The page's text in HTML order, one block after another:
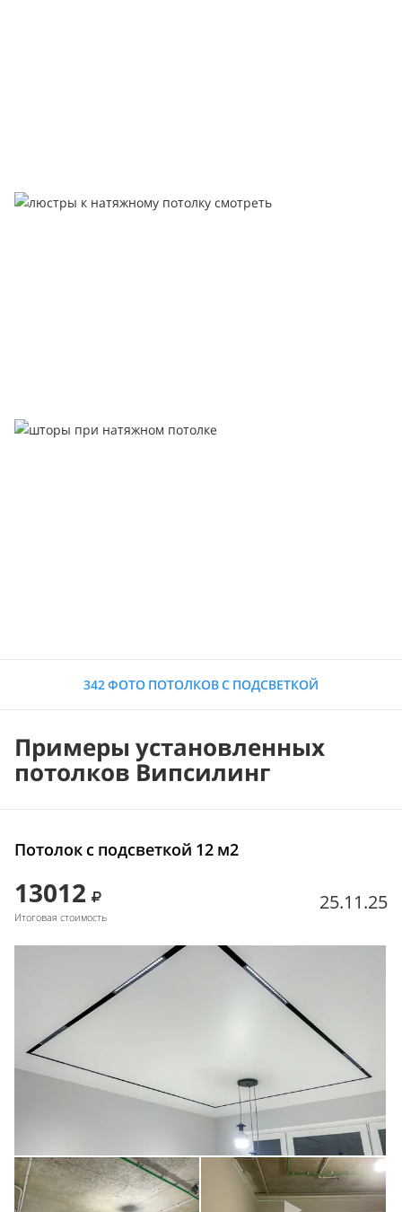
342 ФОТО ПОТОЛКОВ С ПОДСВЕТКОЙ
Примеры установленных
потолков Випсилинг
Потолок с подсветкой 12 м2
13012
Итоговая стоимость
25.11.25